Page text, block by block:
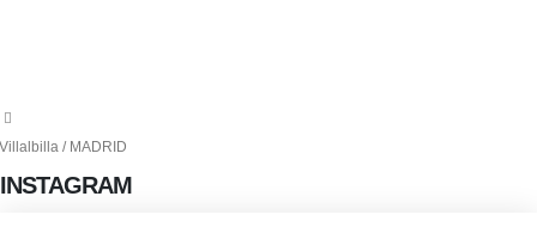
Villalbilla / MADRID
INSTAGRAM